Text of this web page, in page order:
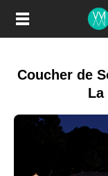
Contenu
Coucher de
La